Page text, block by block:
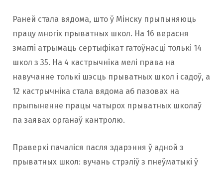
Раней стала вядома, што ў Мінску прыпыняюць
працу многіх прыватных школ. На 16 верасня
змаглі атрымаць сертыфікат гатоўнасці толькі 14
школ з 35. На 4 кастрычніка мелі права на
навучанне толькі шэсць прыватных школ і садоў, а
12 кастрычніка стала вядома аб пазовах на
прыпыненне працы чатырох прыватных школаў
па заявах органаў кантролю.
Праверкі пачаліся пасля здарэння ў адной з
прыватных школ: вучань стрэліў з пнеўматыкі ў